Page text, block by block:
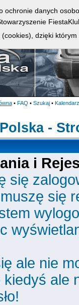
• FAQ • Szukaj • Kalendarz
-
i
się
się
ale nie
kiedyś ale
danych
dzięki